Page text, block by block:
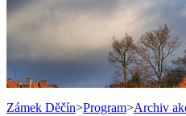
Zámek Děčín>Program>Archiv